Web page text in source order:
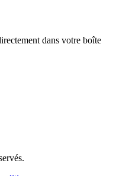
dans votre boîte